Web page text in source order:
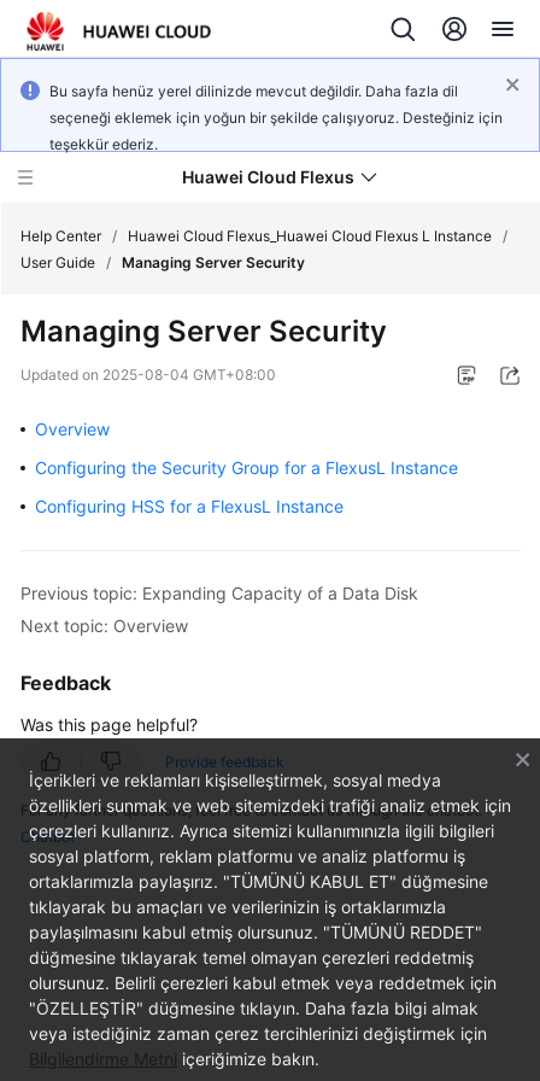
Bu sayfa henüz yerel dilinizde mevcut değildir. Daha fazla dil
seçeneği eklemek için yoğun bir şekilde çalışıyoruz. Desteğiniz için
teşekkür ederiz.
Huawei Cloud Flexus
What's
Service
Overview
User
Practices
API
Reference
FAQs
Videos
General
Reference
Help Center / Huawei Cloud Flexus_Huawei Cloud Flexus L Instance /
User Guide / Managing Server Security
Managing Server Security
Updated on 2025-08-04 GMT+08:00
Overview
Configuring the Security Group for a FlexusL Instance
Configuring HSS for a FlexusL Instance
Previous topic: Expanding Capacity of a Data Disk
Next topic: Overview
Feedback
Was this page helpful?
Provide feedback
For any further questions, feel free to contact us through the chatbot.
Chatbot
İçerikleri ve reklamları kişiselleştirmek, sosyal medya
özellikleri sunmak ve web sitemizdeki trafiği analiz etmek için
çerezleri kullanırız. Ayrıca sitemizi kullanımınızla ilgili bilgileri
sosyal platform, reklam platformu ve analiz platformu iş
ortaklarımızla paylaşırız. "TÜMÜNÜ KABUL ET" düğmesine
tıklayarak bu amaçları ve verilerinizin iş ortaklarımızla
paylaşılmasını kabul etmiş olursunuz. "TÜMÜNÜ REDDET"
düğmesine tıklayarak temel olmayan çerezleri reddetmiş
olursunuz. Belirli çerezleri kabul etmek veya reddetmek için
"ÖZELLEŞTİR" düğmesine tıklayın. Daha fazla bilgi almak
veya istediğiniz zaman çerez tercihlerinizi değiştirmek için
Bilgilendirme Metni içeriğimize bakın.